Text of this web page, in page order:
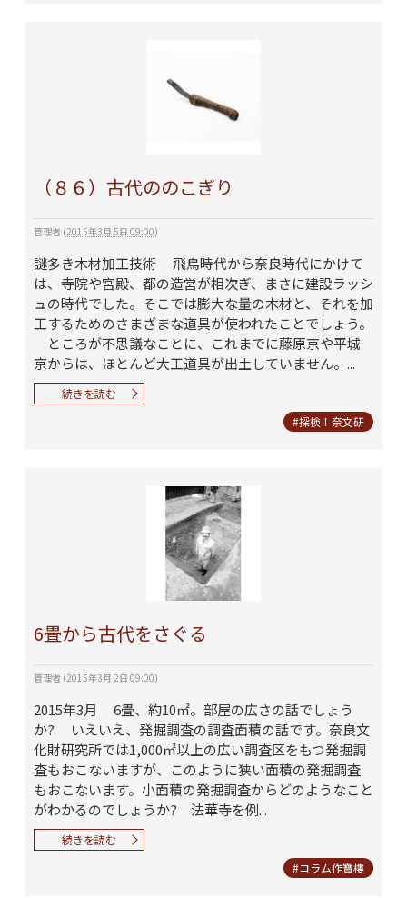
（８６）古代ののこぎり
管理者(2015年3月 5日 09:00)
謎多き木材加工技術 飛鳥時代から奈良時代にかけて
は、寺院や宮殿、都の造営が相次ぎ、まさに建設ラッシ
ュの時代でした。そこでは膨大な量の木材と、それを加
工するためのさまざまな道具が使われたことでしょう。
ところが不思議なことに、これまでに藤原京や平城
京からは、ほとんど大工道具が出土していません。...
続きを読む
#探検！奈文研
6畳から古代をさぐる
管理者(2015年3月 2日 09:00)
2015年3月 6畳、約10㎡。部屋の広さの話でしょう
か? いえいえ、発掘調査の調査面積の話です。奈良文
化財研究所では1,000㎡以上の広い調査区をもつ発掘調
査もおこないますが、このように狭い面積の発掘調査
もおこないます。小面積の発掘調査からどのようなこと
がわかるのでしょうか? 法華寺を例...
続きを読む
#コラム作寶樓